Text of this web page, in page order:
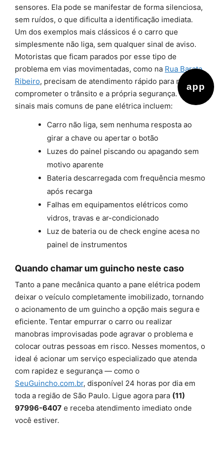
app
sensores. Ela pode se manifestar de forma silenciosa,
sem ruídos, o que dificulta a identificação imediata.
Um dos exemplos mais clássicos é o carro que
simplesmente não liga, sem qualquer sinal de aviso.
Motoristas que ficam parados por esse tipo de
problema em vias movimentadas, como na Rua Barata
Ribeiro, precisam de atendimento rápido para não
comprometer o trânsito e a própria segurança. Os
sinais mais comuns de pane elétrica incluem:
Carro não liga, sem nenhuma resposta ao
girar a chave ou apertar o botão
Luzes do painel piscando ou apagando sem
motivo aparente
Bateria descarregada com frequência mesmo
após recarga
Falhas em equipamentos elétricos como
vidros, travas e ar-condicionado
Luz de bateria ou de check engine acesa no
painel de instrumentos
Quando chamar um guincho neste caso
Tanto a pane mecânica quanto a pane elétrica podem
deixar o veículo completamente imobilizado, tornando
o acionamento de um guincho a opção mais segura e
eficiente. Tentar empurrar o carro ou realizar
manobras improvisadas pode agravar o problema e
colocar outras pessoas em risco. Nesses momentos, o
ideal é acionar um serviço especializado que atenda
com rapidez e segurança — como o
SeuGuincho.com.br, disponível 24 horas por dia em
toda a região de São Paulo. Ligue agora para (11)
97996-6407 e receba atendimento imediato onde
você estiver.